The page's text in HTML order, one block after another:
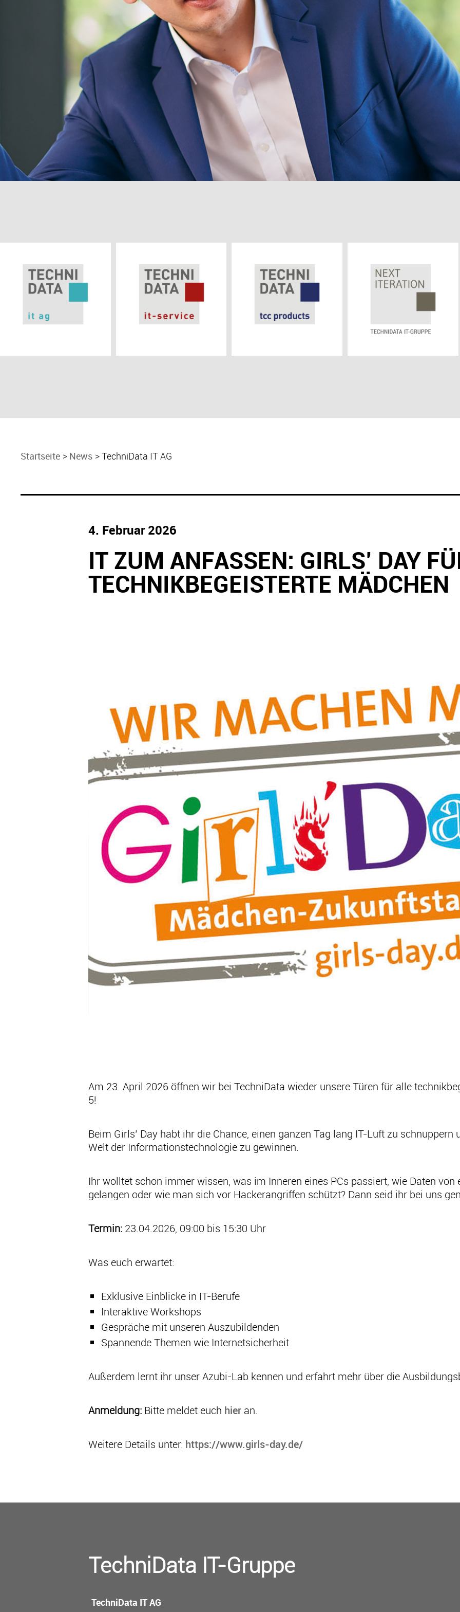
Startseite News TechniData IT AG
4. Februar 2026
IT ZUM ANFASSEN: GIRLS’ DAY
TECHNIKBEGEISTERTE MÄDCHEN
Am 23. April 2026 öffnen wir bei TechniData wieder unsere Türen für alle
5!
Beim Girls’ Day habt ihr die Chance, einen ganzen Tag lang IT-Luft zu schnuppern
Welt der Informationstechnologie zu gewinnen.
Ihr wolltet schon immer wissen, was im Inneren eines PCs passiert, wie Daten
gelangen oder wie man sich vor Hackerangriffen schützt? Dann seid ihr bei uns
Termin: 23.04.2026, 09:00 bis 15:30 Uhr
Was euch erwartet:
Exklusive Einblicke in IT-Berufe
Interaktive Workshops
Gespräche mit unseren Auszubildenden
Spannende Themen wie Internetsicherheit
Außerdem lernt ihr unser Azubi-Lab kennen und erfahrt mehr über die
Anmeldung: Bitte meldet euch hier an.
Weitere Details unter: https://www.girls-day.de/
TechniData IT-Gruppe
TechniData IT AG